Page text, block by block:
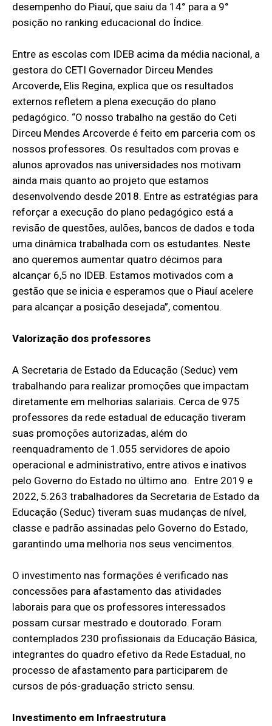
desempenho do Piauí, que saiu da 14° para a 9°
posição no ranking educacional do Índice.
Entre as escolas com IDEB acima da média nacional, a
gestora do CETI Governador Dirceu Mendes
Arcoverde, Elis Regina, explica que os resultados
externos refletem a plena execução do plano
pedagógico. “O nosso trabalho na gestão do Ceti
Dirceu Mendes Arcoverde é feito em parceria com os
nossos professores. Os resultados com provas e
alunos aprovados nas universidades nos motivam
ainda mais quanto ao projeto que estamos
desenvolvendo desde 2018. Entre as estratégias para
reforçar a execução do plano pedagógico está a
revisão de questões, aulões, bancos de dados e toda
uma dinâmica trabalhada com os estudantes. Neste
ano queremos aumentar quatro décimos para
alcançar 6,5 no IDEB. Estamos motivados com a
gestão que se inicia e esperamos que o Piauí acelere
para alcançar a posição desejada”, comentou.
Valorização dos professores
A Secretaria de Estado da Educação (Seduc) vem
trabalhando para realizar promoções que impactam
diretamente em melhorias salariais. Cerca de 975
professores da rede estadual de educação tiveram
suas promoções autorizadas, além do
reenquadramento de 1.055 servidores de apoio
operacional e administrativo, entre ativos e inativos
pelo Governo do Estado no último ano. Entre 2019 e
2022, 5.263 trabalhadores da Secretaria de Estado da
Educação (Seduc) tiveram suas mudanças de nível,
classe e padrão assinadas pelo Governo do Estado,
garantindo uma melhoria nos seus vencimentos.
O investimento nas formações é verificado nas
concessões para afastamento das atividades
laborais para que os professores interessados
possam cursar mestrado e doutorado. Foram
contemplados 230 profissionais da Educação Básica,
integrantes do quadro efetivo da Rede Estadual, no
processo de afastamento para participarem de
cursos de pós-graduação stricto sensu.
Investimento em Infraestrutura